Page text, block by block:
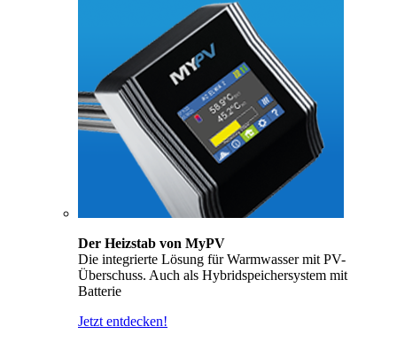
Der Heizstab von MyPV
Die integrierte Lösung für Warmwasser mit PV-
Überschuss. Auch als Hybridspeichersystem mit
Batterie
Jetzt entdecken!